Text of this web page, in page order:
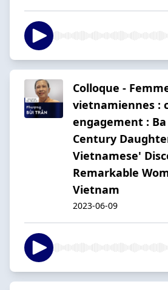
Colloque -
vietnamiennes :
engagement :
Century
Vietnamese'
Remarkable
Vietnam
2023-06-09